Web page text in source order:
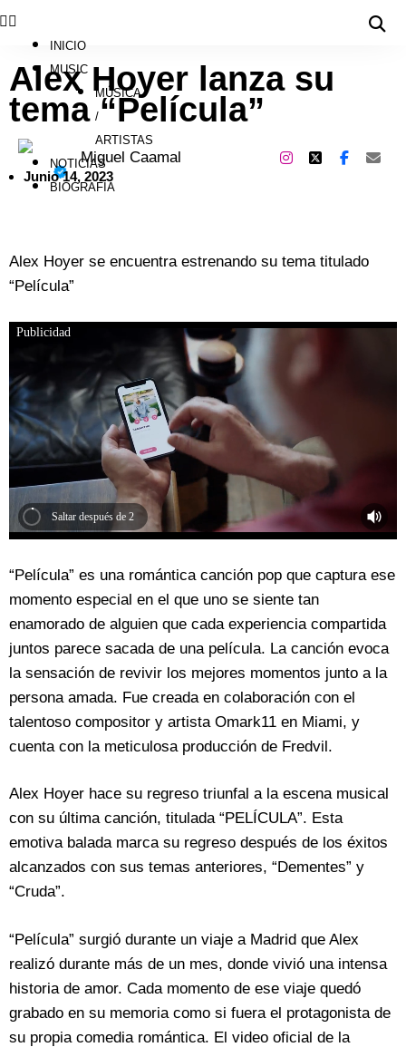
INICIO
MUSIC
MÚSICA
/
ARTISTAS
NOTICIAS
BIOGRAFÍA
Alex Hoyer lanza su
tema “Película”
Miguel Caamal
Junio 14, 2023
Alex Hoyer se encuentra estrenando su tema titulado
“Película”
Publicidad
Saltar después de 2
“Película” es una romántica canción pop que captura ese
momento especial en el que uno se siente tan
enamorado de alguien que cada experiencia compartida
juntos parece sacada de una película. La canción evoca
la sensación de revivir los mejores momentos junto a la
persona amada. Fue creada en colaboración con el
talentoso compositor y artista Omark11 en Miami, y
cuenta con la meticulosa producción de Fredvil.
Alex Hoyer hace su regreso triunfal a la escena musical
con su última canción, titulada “PELÍCULA”. Esta
emotiva balada marca su regreso después de los éxitos
alcanzados con sus temas anteriores, “Dementes” y
“Cruda”.
“Película” surgió durante un viaje a Madrid que Alex
realizó durante más de un mes, donde vivió una intensa
historia de amor. Cada momento de ese viaje quedó
grabado en su memoria como si fuera el protagonista de
su propia comedia romántica. El video oficial de la